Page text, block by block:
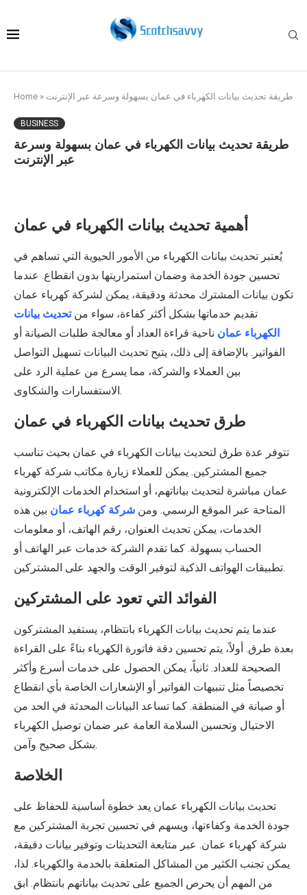
Home » طريقة تحديث بيانات الكهرباء في عمان بسهولة وسرعة عبر الإنترنت
BUSINESS
طريقة تحديث بيانات الكهرباء في عمان بسهولة وسرعة
عبر الإنترنت
أهمية تحديث بيانات الكهرباء في عمان
يُعتبر تحديث بيانات الكهرباء من الأمور الحيوية التي تساهم في
تحسين جودة الخدمة وضمان استمراريتها بدون انقطاع. عندما
تكون بيانات المشترك محدثة ودقيقة، يمكن لشركة كهرباء عمان
تقديم خدماتها بشكل أكثر كفاءة، سواء منتحديث بيانات
الكهرباء عمان ناحية قراءة العداد أو معالجة طلبات الصيانة أو
الفواتير. بالإضافة إلى ذلك، يتيح تحديث البيانات تسهيل التواصل
بين العملاء والشركة، مما يسرع من عملية الرد على
الاستفسارات والشكاوى.
طرق تحديث بيانات الكهرباء في عمان
تتوفر عدة طرق لتحديث بيانات الكهرباء في عمان بحيث تناسب
جميع المشتركين. يمكن للعملاء زيارة مكاتب شركة كهرباء
عمان مباشرة لتحديث بياناتهم، أو استخدام الخدمات الإلكترونية
المتاحة عبر الموقع الرسمي. ومن شركة كهرباء عمان بين هذه
الخدمات، يمكن تحديث العنوان، رقم الهاتف، أو معلومات
الحساب بسهولة. كما تقدم الشركة خدمات عبر الهاتف أو
تطبيقات الهواتف الذكية لتوفير الوقت والجهد على المشتركين.
الفوائد التي تعود على المشتركين
عندما يتم تحديث بيانات الكهرباء بانتظام، يستفيد المشتركون
بعدة طرق. أولاً، يتم تحسين دقة فاتورة الكهرباء بناءً على القراءة
الصحيحة للعداد. ثانياً، يمكن الحصول على خدمات أسرع وأكثر
تخصيصاً مثل تنبيهات الفواتير أو الإشعارات الخاصة بأي انقطاع
أو صيانة في المنطقة. كما تساعد البيانات المحدثة في الحد من
الاحتيال وتحسين السلامة العامة عبر ضمان توصيل الكهرباء
بشكل صحيح وآمن.
الخلاصة
تحديث بيانات الكهرباء عمان يعد خطوة أساسية للحفاظ على
جودة الخدمة وكفاءتها، ويسهم في تحسين تجربة المشتركين مع
شركة كهرباء عمان. عبر متابعة التحديثات وتوفير بيانات دقيقة،
يمكن تجنب الكثير من المشاكل المتعلقة بالخدمة والكهرباء. لذا،
من المهم أن يحرص الجميع على تحديث بياناتهم بانتظام. ابق